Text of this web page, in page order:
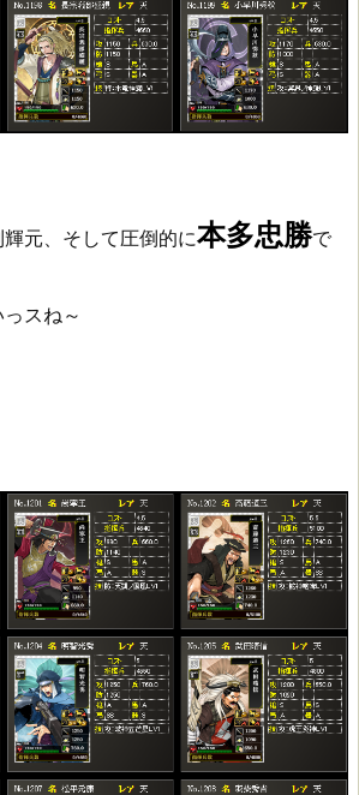
元、そして圧倒的に本多忠勝で
スね～